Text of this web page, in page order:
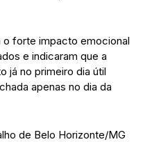
forte impacto emocional
e indicaram que a
já no primeiro dia útil
apenas no dia da
de Belo Horizonte/MG